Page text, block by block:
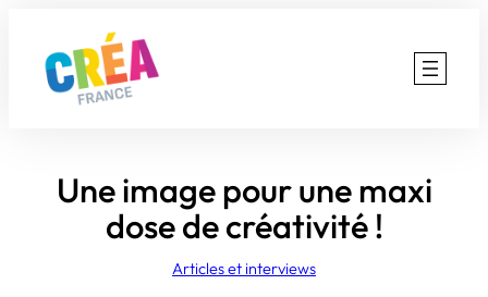
contenu
Une image pour une maxi
dose de créativité !
Articles et interviews